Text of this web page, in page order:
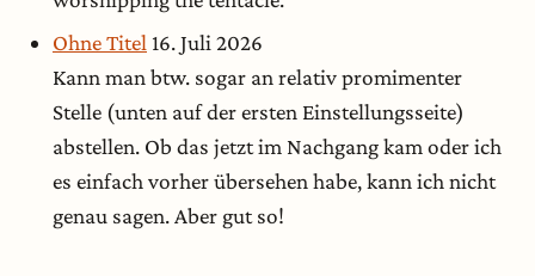
Ohne Titel 16. Juli 2026
Kann man btw. sogar an relativ promimenter
Stelle (unten auf der ersten Einstellungsseite)
abstellen. Ob das jetzt im Nachgang kam oder ich
es einfach vorher übersehen habe, kann ich nicht
genau sagen. Aber gut so!